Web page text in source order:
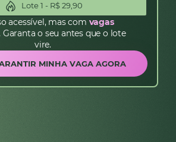
Lote 1 - R$ 29,90
acessível, mas com vagas
. Garanta o seu antes que o lote
vire.
MINHA VAGA AGORA